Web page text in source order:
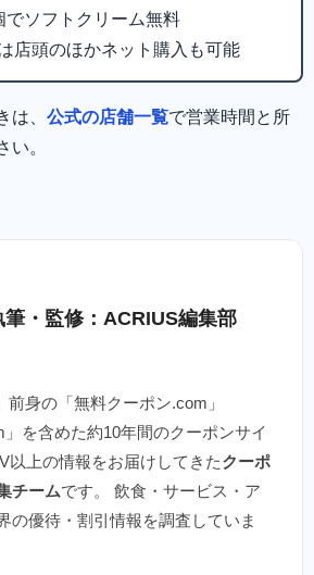
でソフトクリーム無料
店頭のほかネット購入も可能
は、 公式の店舗一覧で営業時間と所
い。
筆・監修：ACRIUS編集部
身の「無料クーポン.com」
」を含めた約10年間のクーポンサイ
以上の情報をお届けしてきたクーポ
チームです。 飲食・サービス・ア
の優待・割引情報を調査していま